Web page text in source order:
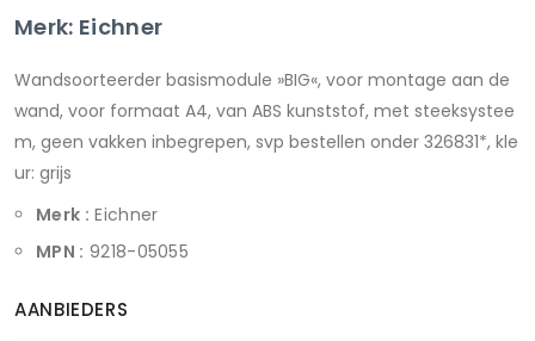
Merk: Eichner
Wandsoorteerder basismodule »BIG«, voor montage aan de
wand, voor formaat A4, van ABS kunststof, met steeksystee
m, geen vakken inbegrepen, svp bestellen onder 326831*, kle
ur: grijs
Merk : Eichner
MPN : 9218-05055
AANBIEDERS